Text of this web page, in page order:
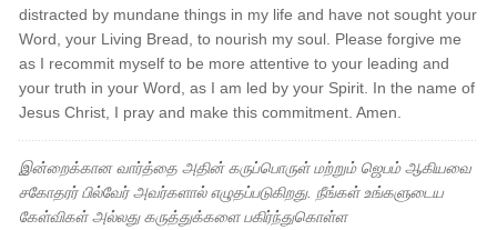
distracted by mundane things in my life and have not sought your
Word, your Living Bread, to nourish my soul. Please forgive me
as I recommit myself to be more attentive to your leading and
your truth in your Word, as I am led by your Spirit. In the name of
Jesus Christ, I pray and make this commitment. Amen.
இன்றைக்கான வார்த்தை அதின் கருப்பொருள் மற்றும் ஜெபம் ஆகியவை
சகோதரர் பில்வேர் அவர்களால் எழுதப்படுகிறது. நீங்கள் உங்களுடைய
கேள்விகள் அல்லது கருத்துக்களை பகிர்ந்துகொள்ள